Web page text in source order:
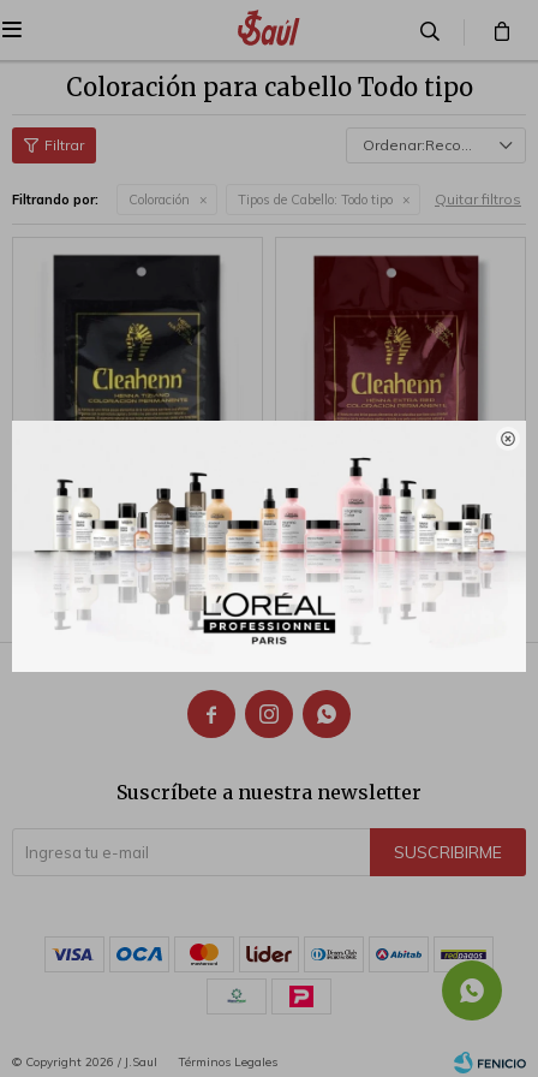


Coloración para cabello Todo tipo
Recomendados
Filtrando por: Coloración Tipos de Cabello: Todo tipo Quitar filtros
Henna Cleanhenn Polvo
Tiziano
310
Henna CLEAHENN Polvo
Rojo
$ 310
  
Suscríbete a nuestra newsletter
SUSCRIBIRME
© Copyright 2026 / J.Saul Términos Legales